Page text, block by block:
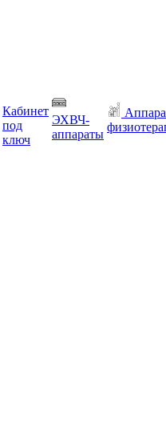
Кабинет
под
ключ
ЭХВЧ-
аппараты